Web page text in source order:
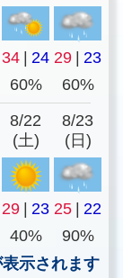
34 24 29
23
60% 60%
8/22
(土)
8/23
(日)
29 23 25
22
40%
90%
示されます